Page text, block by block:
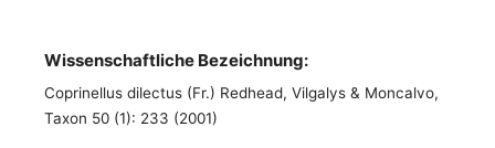
Wissenschaftliche Bezeichnung:
Coprinellus dilectus (Fr.) Redhead, Vilgalys & Moncalvo,
Taxon 50 (1): 233 (2001)